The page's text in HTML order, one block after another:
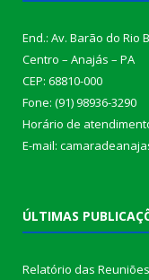
End.: Av. Barão do Rio
Centro – Anajás – PA
CEP: 68810-000
Fone: (91) 98936-3290
Horário de
E-mail:
ÚLTIMAS
Relatório das